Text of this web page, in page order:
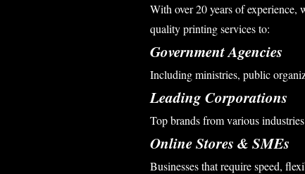
With over 20 years of experience,
quality printing services to:
Government Agencies
Including ministries, public
Leading Corporations
Top brands from various
Online Stores & SMEs
Businesses that require speed,